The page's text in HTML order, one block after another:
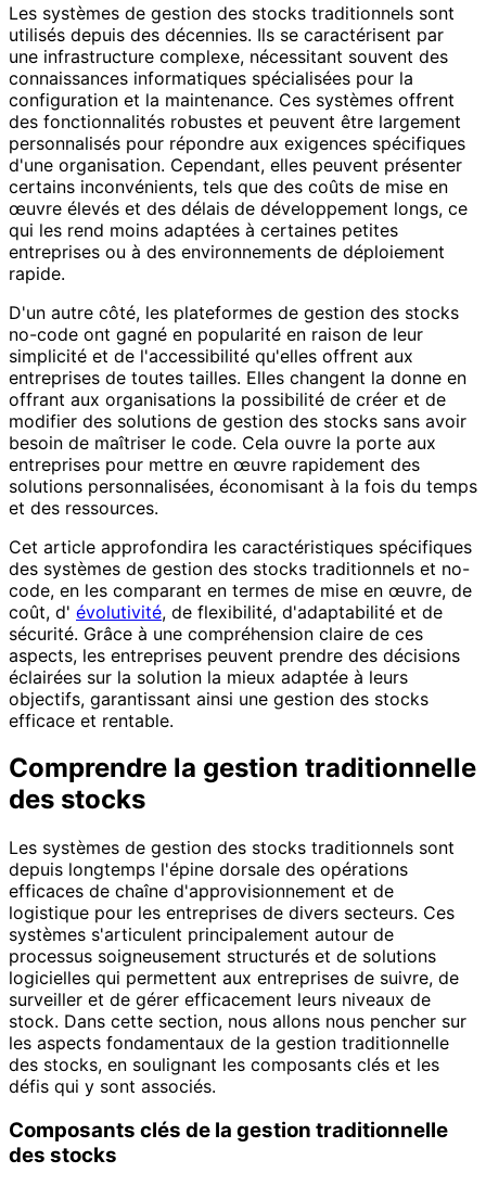
Les systèmes de gestion des stocks traditionnels sont
utilisés depuis des décennies. Ils se caractérisent par
une infrastructure complexe, nécessitant souvent des
connaissances informatiques spécialisées pour la
configuration et la maintenance. Ces systèmes offrent
des fonctionnalités robustes et peuvent être largement
personnalisés pour répondre aux exigences spécifiques
d'une organisation. Cependant, elles peuvent présenter
certains inconvénients, tels que des coûts de mise en
œuvre élevés et des délais de développement longs, ce
qui les rend moins adaptées à certaines petites
entreprises ou à des environnements de déploiement
rapide.
D'un autre côté, les plateformes de gestion des stocks
no-code ont gagné en popularité en raison de leur
simplicité et de l'accessibilité qu'elles offrent aux
entreprises de toutes tailles. Elles changent la donne en
offrant aux organisations la possibilité de créer et de
modifier des solutions de gestion des stocks sans avoir
besoin de maîtriser le code. Cela ouvre la porte aux
entreprises pour mettre en œuvre rapidement des
solutions personnalisées, économisant à la fois du temps
et des ressources.
Cet article approfondira les caractéristiques spécifiques
des systèmes de gestion des stocks traditionnels et no-
code, en les comparant en termes de mise en œuvre, de
coût, d' évolutivité, de flexibilité, d'adaptabilité et de
sécurité. Grâce à une compréhension claire de ces
aspects, les entreprises peuvent prendre des décisions
éclairées sur la solution la mieux adaptée à leurs
objectifs, garantissant ainsi une gestion des stocks
efficace et rentable.
Comprendre la gestion traditionnelle
des stocks
Les systèmes de gestion des stocks traditionnels sont
depuis longtemps l'épine dorsale des opérations
efficaces de chaîne d'approvisionnement et de
logistique pour les entreprises de divers secteurs. Ces
systèmes s'articulent principalement autour de
processus soigneusement structurés et de solutions
logicielles qui permettent aux entreprises de suivre, de
surveiller et de gérer efficacement leurs niveaux de
stock. Dans cette section, nous allons nous pencher sur
les aspects fondamentaux de la gestion traditionnelle
des stocks, en soulignant les composants clés et les
défis qui y sont associés.
Composants clés de la gestion traditionnelle
des stocks